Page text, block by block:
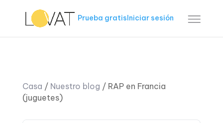
Prueba gratisIniciar sesión
Casa / Nuestro blog / RAP en Francia
(juguetes)